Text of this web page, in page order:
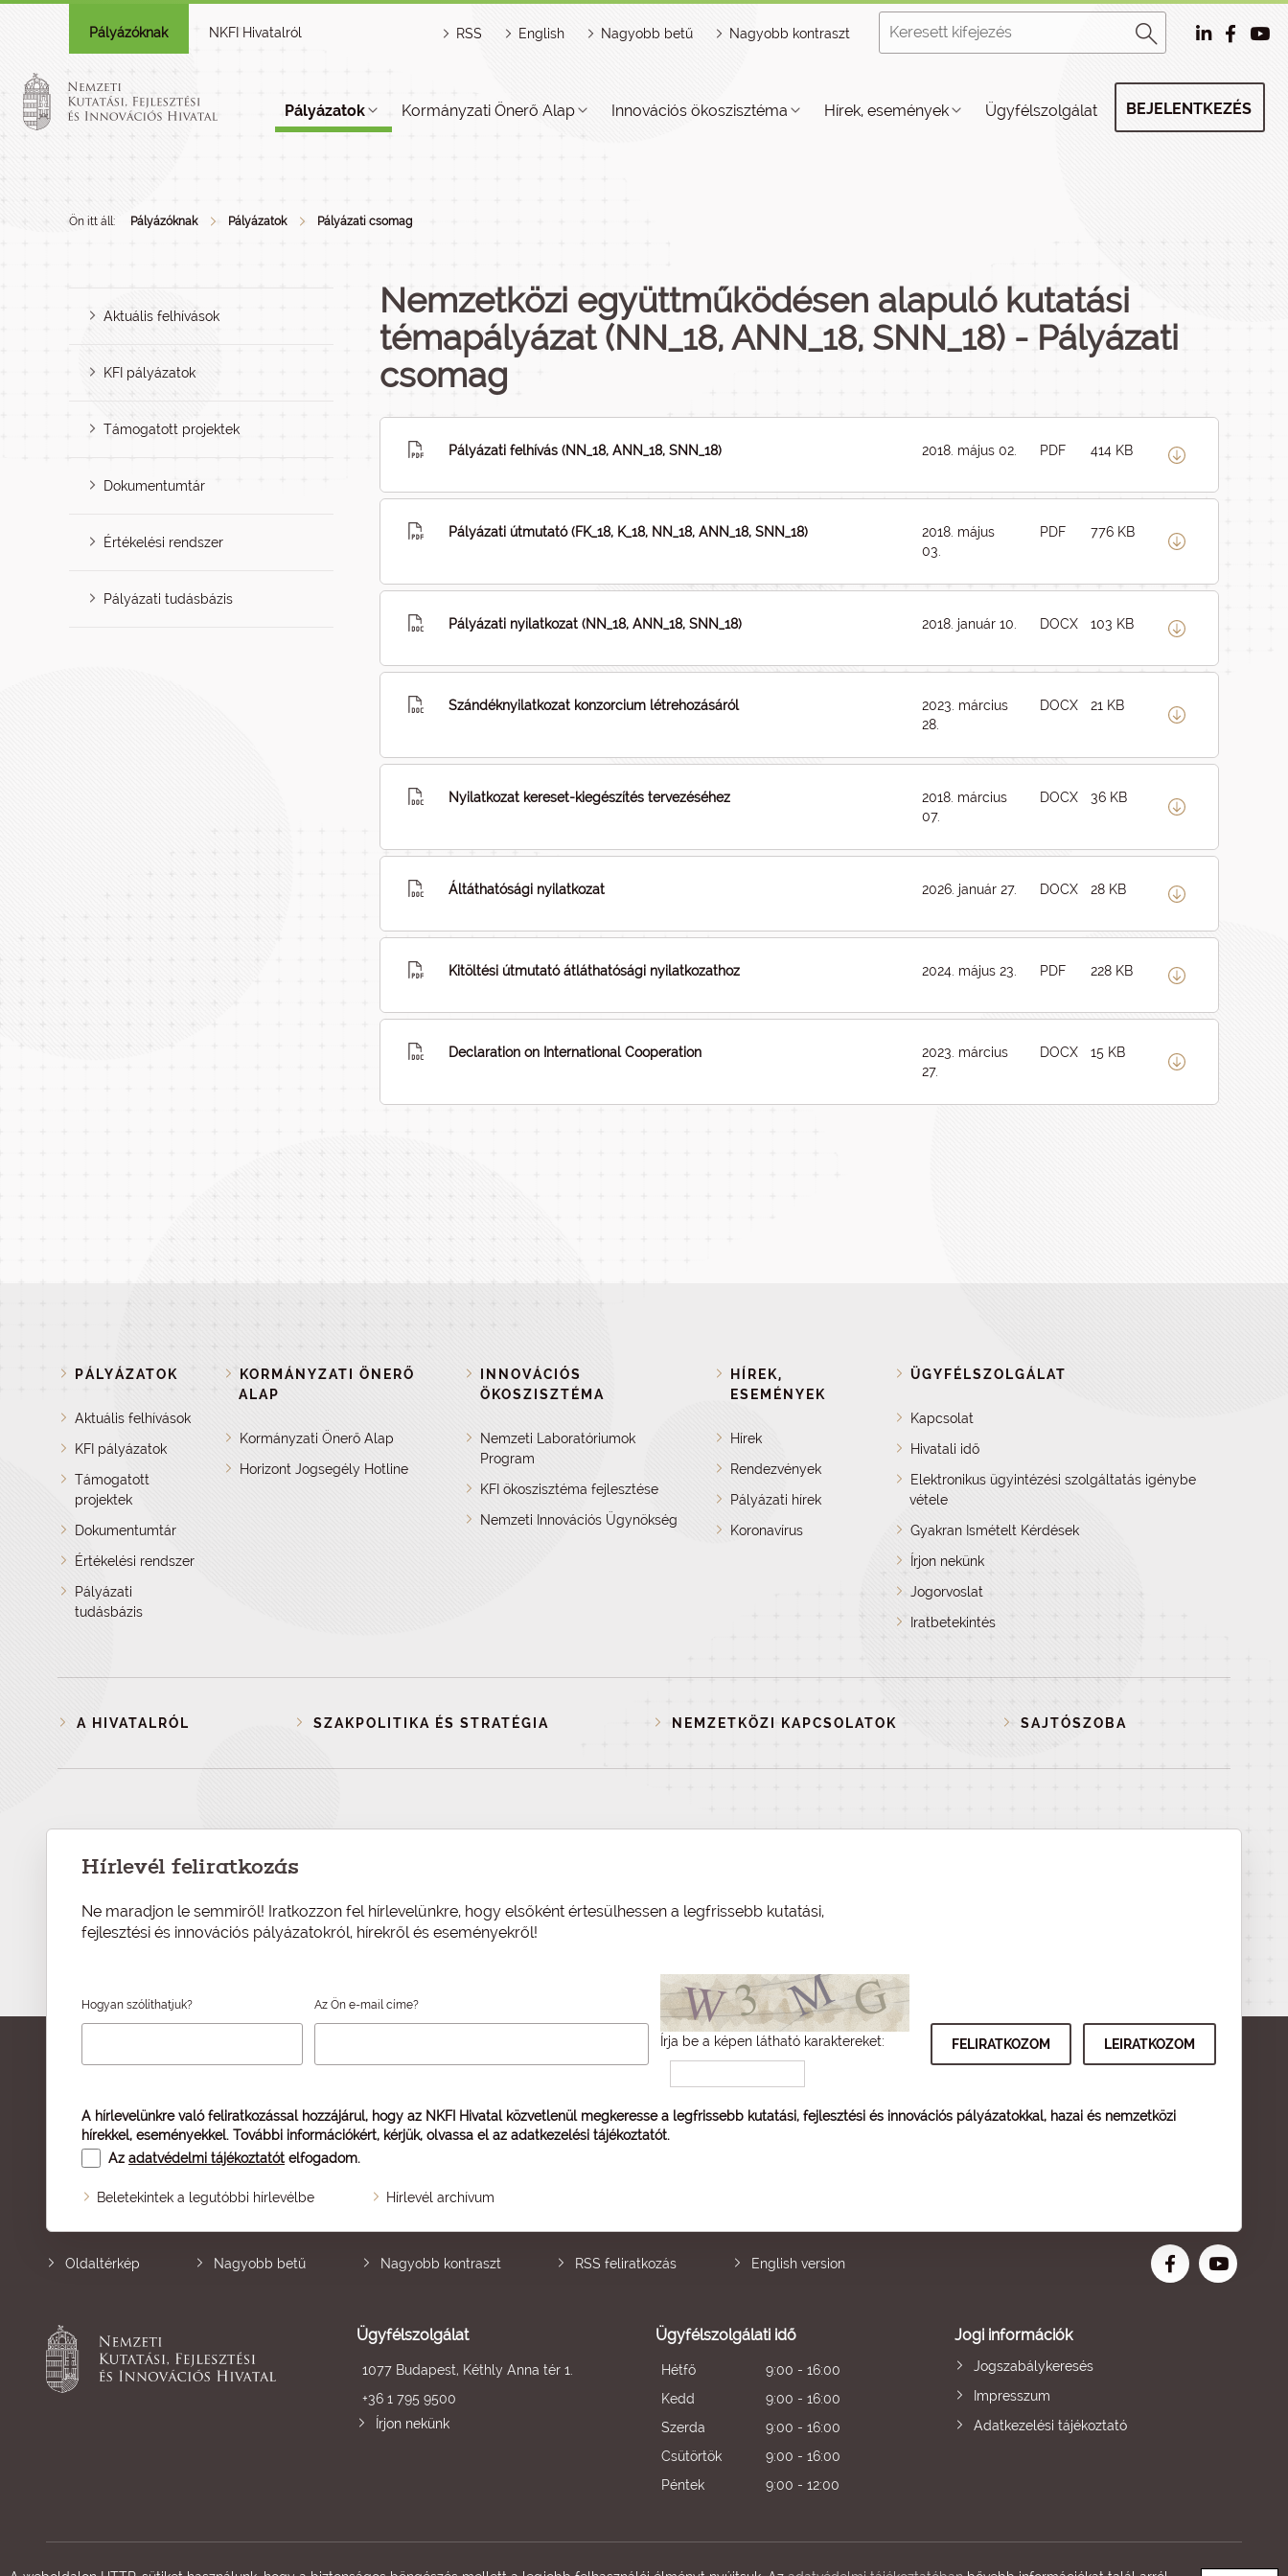
Pályázóknak NKFI Hivatalról RSS English Nagyobb betű Nagyobb kontraszt
Pályázatok Kormányzati Önerő Alap Innovációs ökoszisztéma Hírek, események Ügyfélszolgálat BEJELENTKEZÉS
Ön itt áll: Pályázóknak Pályázatok Pályázati csomag
Aktuális felhívások
KFI pályázatok
Támogatott projektek
Dokumentumtár
Értékelési rendszer
Pályázati tudásbázis
Nemzetközi együttműködésen alapuló kutatási
témapályázat (NN_18, ANN_18, SNN_18) - Pályázati
csomag
Pályázati felhívás (NN_18, ANN_18, SNN_18) 2018. május 02. PDF 414 KB
Pályázati útmutató (FK_18, K_18, NN_18, ANN_18, SNN_18)
2018. május
03.
PDF 776 KB
Pályázati nyilatkozat (NN_18, ANN_18, SNN_18) 2018. január 10. DOCX 103 KB
Szándéknyilatkozat konzorcium létrehozásáról
2023. március
28.
DOCX 21 KB
Nyilatkozat kereset-kiegészítés tervezéséhez
2018. március
07.
DOCX 36 KB
Áltáthatósági nyilatkozat 2026. január 27. DOCX 28 KB
Kitöltési útmutató átláthatósági nyilatkozathoz 2024. május 23. PDF 228 KB
Declaration on International Cooperation
2023. március
27.
DOCX 15 KB
PÁLYÁZATOK
Aktuális felhívások
KFI pályázatok
Támogatott
projektek
Dokumentumtár
Értékelési rendszer
Pályázati
tudásbázis
KORMÁNYZATI ÖNERŐ
ALAP
Kormányzati Önerő Alap
Horizont Jogsegély Hotline
INNOVÁCIÓS
ÖKOSZISZTÉMA
Nemzeti Laboratóriumok
Program
KFI ökoszisztéma fejlesztése
Nemzeti Innovációs Ügynökség
HÍREK,
ESEMÉNYEK
Hírek
Rendezvények
Pályázati hírek
Koronavírus
ÜGYFÉLSZOLGÁLAT
Kapcsolat
Hivatali idő
Elektronikus ügyintézési szolgáltatás igénybe
vétele
Gyakran Ismételt Kérdések
Írjon nekünk
Jogorvoslat
Iratbetekintés
A HIVATALRÓL SZAKPOLITIKA ÉS STRATÉGIA NEMZETKÖZI KAPCSOLATOK SAJTÓSZOBA
Hírlevél feliratkozás
Ne maradjon le semmiről! Iratkozzon fel hírlevelünkre, hogy elsőként értesülhessen a legfrissebb kutatási,
fejlesztési és innovációs pályázatokról, hírekről és eseményekről!
Hogyan szólíthatjuk? Az Ön e-mail címe?
Írja be a képen látható karaktereket:
A hírlevelünkre való feliratkozással hozzájárul, hogy az NKFI Hivatal közvetlenül megkeresse a legfrissebb kutatási, fejlesztési és innovációs pályázatokkal, hazai és nemzetközi
hírekkel, eseményekkel. További információkért, kérjük, olvassa el az adatkezelési tájékoztatót.
Az adatvédelmi tájékoztatót elfogadom.
Beletekintek a legutóbbi hírlevélbe Hírlevél archívum
Oldaltérkép Nagyobb betű Nagyobb kontraszt RSS feliratkozás English version
Ügyfélszolgálat
1077 Budapest, Kéthly Anna tér 1.
+36 1 795 9500
Írjon nekünk
Ügyfélszolgálati idő
Hétfő
9:00 - 16:00
Kedd
9:00 - 16:00
Szerda
9:00 - 16:00
Csütörtök
9:00 - 16:00
Péntek
9:00 - 12:00
Jogi információk
Jogszabálykeresés
Impresszum
Adatkezelési tájékoztató